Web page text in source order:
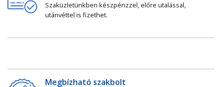
Szaküzletünkben készpénzzel, előre utalással,
utánvéttel is fizethet.
Megbízható szakbolt